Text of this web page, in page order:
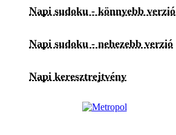
Napi sudoku - könnyebb verzió
Napi sudoku - nehezebb verzió
Napi keresztrejtvény